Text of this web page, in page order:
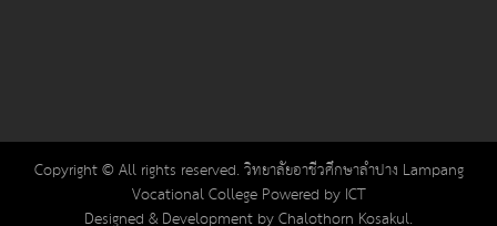
Copyright © All rights reserved. วิทยาลัยอาชีวศึกษาลำปาง Lampang
Vocational College Powered by ICT
Designed & Development by Chalothorn Kosakul.